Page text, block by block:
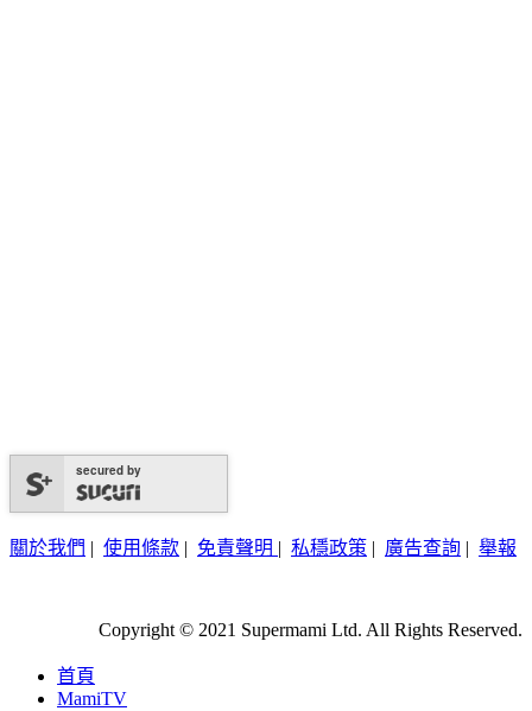
secured by
關於我們 | 使用條款 | 免責聲明 | 私穩政策 | 廣告查詢 | 舉報
Copyright © 2021 Supermami Ltd. All Rights Reserved.
首頁
MamiTV